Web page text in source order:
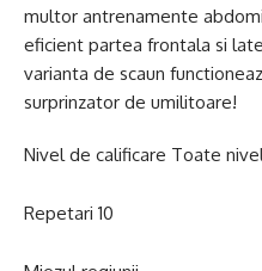
multor antrenamente
eficient partea frontala si
varianta de scaun
surprinzator de umilitoare!
Nivel de calificare Toate
Repetari 10